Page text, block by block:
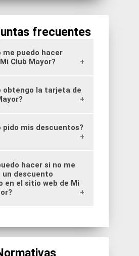
frecuentes
me puedo hacer
Club Mayor?
de la Universidad
tiene derecho a la
U. Mayor,
obtengo la tarjeta de
tarjeta aparte. Los
se hacen efectivos
y Credenciales.
pido mis descuentos?
tu credencial U.
certificado de alumno
los locales asociados.
siempre presentarte
hacer si no me
un descuento
en el sitio web de Mi
Camila Benavides, al